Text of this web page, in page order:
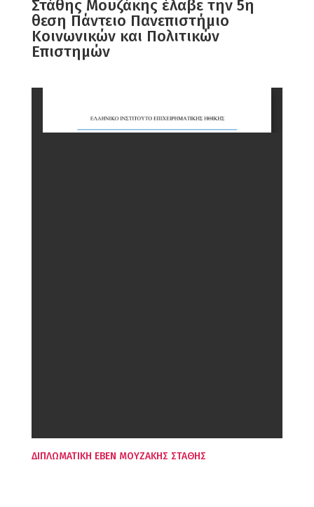
Στάθης Μουζάκης έλαβε την 5η
θεση Πάντειο Πανεπιστήμιο
Κοινωνικών και Πολιτικών
Επιστημών
ΔΙΠΛΩΜΑΤΙΚΗ EBEN ΜΟΥΖΑΚΗΣ ΣΤΑΘΗΣ